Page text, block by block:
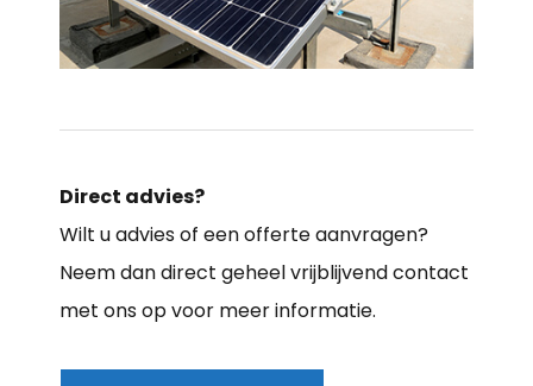
Direct advies?
Wilt u advies of een offerte aanvragen?
Neem dan direct geheel vrijblijvend contact
met ons op voor meer informatie.